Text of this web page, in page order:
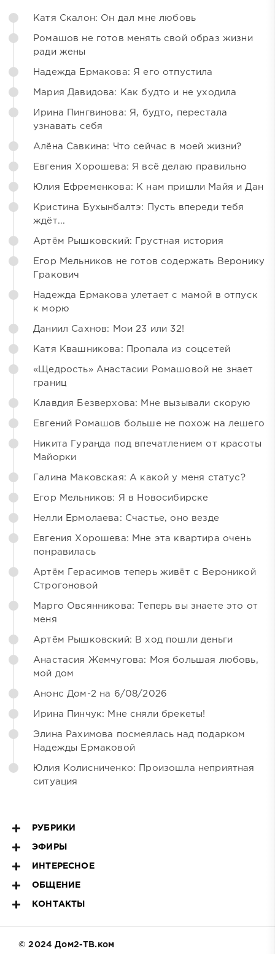
Катя Скалон: Он дал мне любовь
Ромашов не готов менять свой образ жизни
ради жены
Надежда Ермакова: Я его отпустила
Мария Давидова: Как будто и не уходила
Ирина Пингвинова: Я, будто, перестала
узнавать себя
Алёна Савкина: Что сейчас в моей жизни?
Евгения Хорошева: Я всё делаю правильно
Юлия Ефременкова: К нам пришли Майя и Дан
Кристина Бухынбалтэ: Пусть впереди тебя
ждёт...
Артём Рышковский: Грустная история
Егор Мельников не готов содержать Веронику
Гракович
Надежда Ермакова улетает с мамой в отпуск
к морю
Даниил Сахнов: Мои 23 или 32!
Катя Квашникова: Пропала из соцсетей
«Щедрость» Анастасии Ромашовой не знает
границ
Клавдия Безверхова: Мне вызывали скорую
Евгений Ромашов больше не похож на лешего
Никита Гуранда под впечатлением от красоты
Майорки
Галина Маковская: А какой у меня статус?
Егор Мельников: Я в Новосибирске
Нелли Ермолаева: Счастье, оно везде
Евгения Хорошева: Мне эта квартира очень
понравилась
Артём Герасимов теперь живёт с Вероникой
Строгоновой
Марго Овсянникова: Теперь вы знаете это от
меня
Артём Рышковский: В ход пошли деньги
Анастасия Жемчугова: Моя большая любовь,
мой дом
Анонс Дом-2 на 6/08/2026
Ирина Пинчук: Мне сняли брекеты!
Элина Рахимова посмеялась над подарком
Надежды Ермаковой
Юлия Колисниченко: Произошла неприятная
ситуация
РУБРИКИ
ЭФИРЫ
ИНТЕРЕСНОЕ
ОБЩЕНИЕ
КОНТАКТЫ
© 2024 Дом2-ТВ.ком